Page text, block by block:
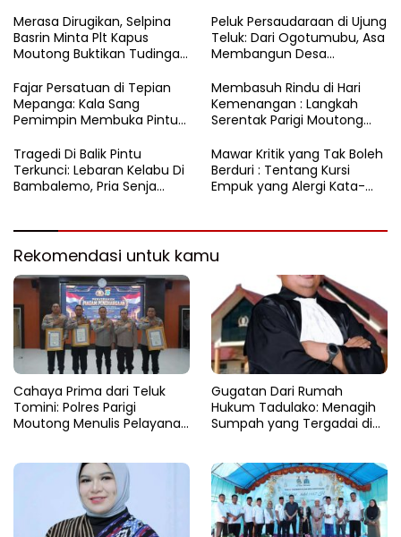
Rupatama Polda
Moutong
Merasa Dirugikan, Selpina
Basrin Minta Plt Kapus
Moutong Buktikan Tudingan
Peluk Persaudaraan di Ujung
Teluk: Dari Ogotumubu, Asa
Membangun Desa
Fajar Persatuan di Tepian
Mepanga: Kala Sang
Pemimpin Membuka Pintu
​Membasuh Rindu di Hari
Kemenangan : Langkah
Serentak Parigi Moutong
Tragedi Di Balik Pintu
Terkunci: Lebaran Kelabu Di
Bambalemo, Pria Senja
Mawar Kritik yang Tak Boleh
Berduri : Tentang Kursi
Empuk yang Alergi Kata-
Rekomendasi untuk kamu
Cahaya Prima dari Teluk
Tomini: Polres Parigi
Moutong Menulis Pelayanan
Gugatan Dari Rumah
Hukum Tadulako: Menagih
Sumpah yang Tergadai di